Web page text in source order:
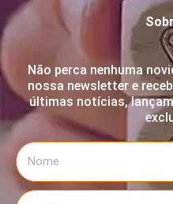
Não perca nenhuma
nossa newsletter e
últimas notícias,